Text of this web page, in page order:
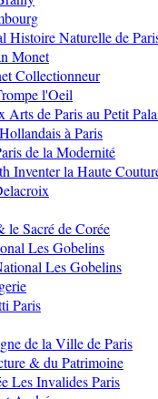
Histoire Naturelle de
Monet
Collectionneur
l'Oeil
Arts de Paris au Petit
à Paris
de la Modernité
Inventer la Haute
Sacré de Corée
Les Gobelins
Les Gobelins
Paris
de la Ville de Paris
& du Patrimoine
Les Invalides Paris